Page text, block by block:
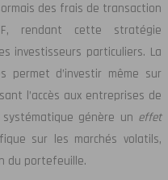
des frais de transaction
rendant cette stratégie
investisseurs particuliers. La
permet d’investir même sur
l’accès aux entreprises de
génère un effet
sur les marchés volatils,
du portefeuille.